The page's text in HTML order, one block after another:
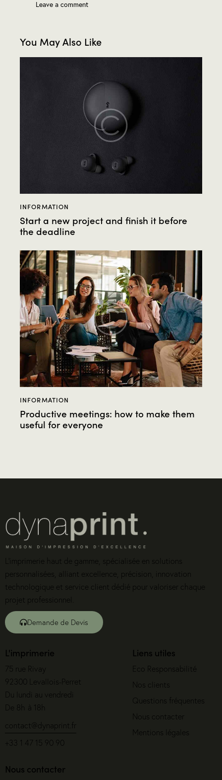
You May Also Like
INFORMATION
Start a new project and finish it before
the deadline
INFORMATION
Productive meetings: how to make them
useful for everyone
L’imprimerie haut de gamme, spécialisée en solutions
personnalisées, alliant excellence, précision, innovation
technologique et service client dédié pour valoriser chaque
projet professionnel.
Demande de Devis
L'imprimerie
75 rue Rivay
92300 Levallois-Perret
Du lundi au vendredi
De 8h à 18h
contact@dynaprint.fr
+33 1 47 15 90 90
Liens utiles
Eco Responsabilité
Nos clients
Questions fréquentes
Nous contacter
Mentions légales
Nous contacter